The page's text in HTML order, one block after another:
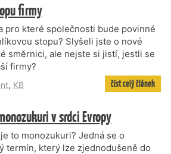
firmy
pro které společnosti bude povinné
stopu? Slyšeli jste o nové
směrnici, ale nejste si jistí, jestli se
firmy?
, KB číst celý článek
v srdci Evropy
to monozukuri? Jedná se o
termín, který lze zjednodušeně do